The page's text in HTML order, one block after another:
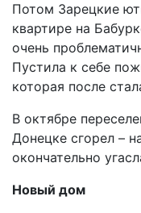
Потом Зарецкие
квартире на
очень
Пустила к себе
которая после
В октябре
Донецке сгорел –
окончательно
Новый дом